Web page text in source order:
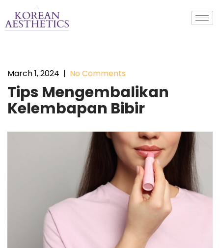
March 1, 2024 | No Comments
Tips Mengembalikan
Kelembapan Bibir